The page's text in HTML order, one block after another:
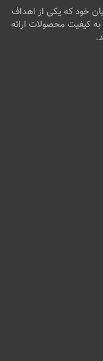
خود که یکی از اهداف
کیفیت محصولات ارائه